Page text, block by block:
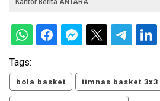
Kantor Berita ANTARA.
Tags:
bola basket timnas basket 3x3